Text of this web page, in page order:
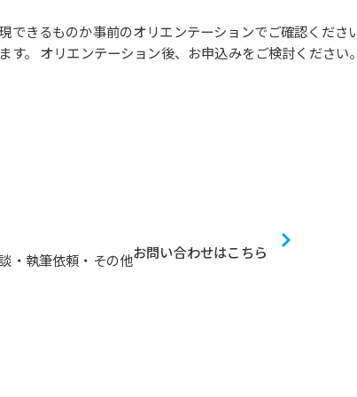
できるものか事前のオリエンテーションでご確認くださ
。 オリエンテーション後、お申込みをご検討ください
・執筆依頼・その他お問い合わせはこちら